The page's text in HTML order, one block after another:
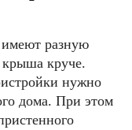
разную
крыша круче.
нужно
дома. При этом